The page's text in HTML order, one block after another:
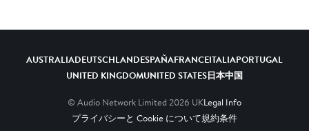
AUSTRALIADEUTSCHLANDESPAÑAFRANCEITALIAPORTUGAL
UNITED KINGDOMUNITED STATES日本中国
© Audio Network Limited 2026 UKLegal Info
プライバシーと Cookie について規約条件